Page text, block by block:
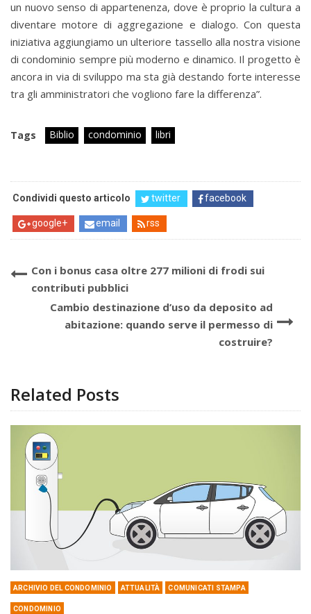
un nuovo senso di appartenenza, dove è proprio la cultura a
diventare motore di aggregazione e dialogo. Con questa
iniziativa aggiungiamo un ulteriore tassello alla nostra visione
di condominio sempre più moderno e dinamico. Il progetto è
ancora in via di sviluppo ma sta già destando forte interesse
tra gli amministratori che vogliono fare la differenza”.
Tags Biblio condominio libri
Condividi questo articolo twitter facebook
google+ email rss
Con i bonus casa oltre 277 milioni di frodi sui
contributi pubblici
Cambio destinazione d’uso da deposito ad
abitazione: quando serve il permesso di
costruire?
Related Posts
ARCHIVIO DEL CONDOMINIO ATTUALITÀ COMUNICATI STAMPA
CONDOMINIO